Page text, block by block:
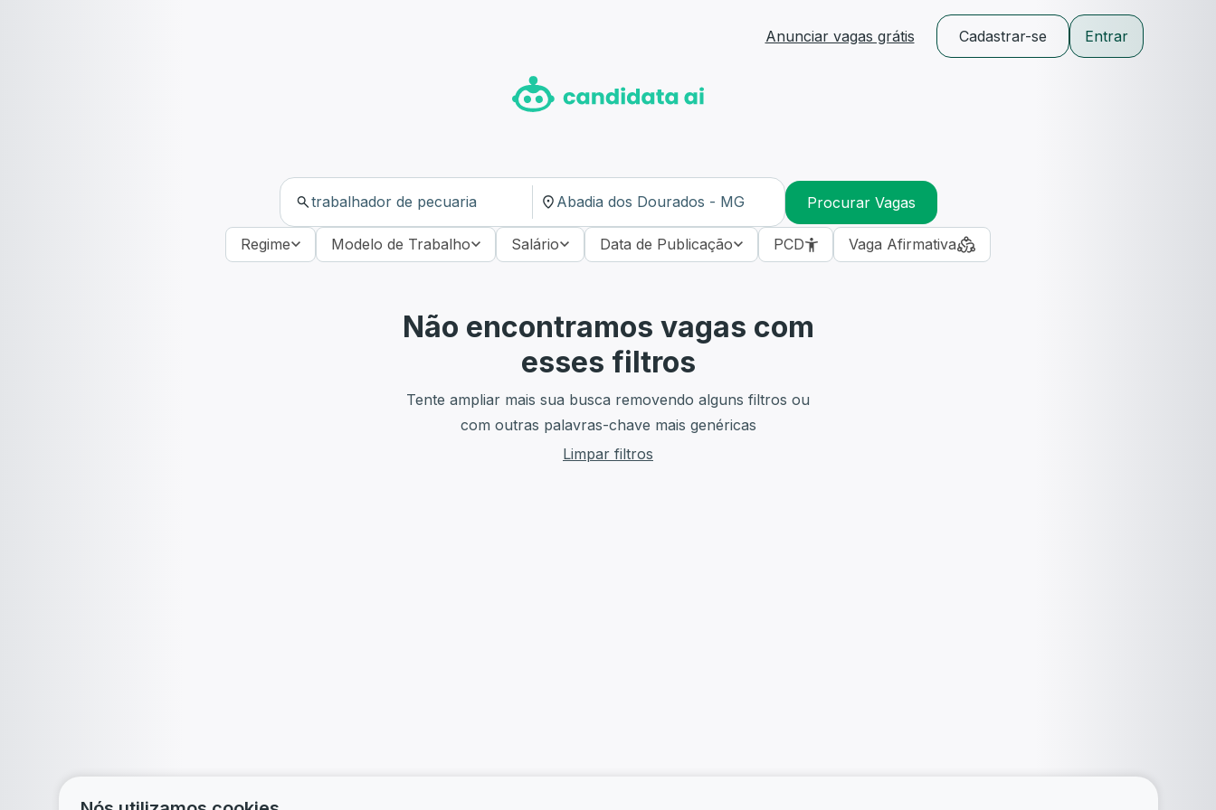
Anunciar vagas grátis Cadastrar-se Entrar
Procurar Vagas
Regime Modelo de Trabalho Salário Data de Publicação PCD Vaga Afirmativa
Não encontramos vagas com
esses filtros
Tente ampliar mais sua busca removendo alguns filtros ou
com outras palavras-chave mais genéricas
Limpar filtros